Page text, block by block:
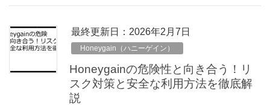
最終更新日：2026年2月7日
Honeygain（ハニーゲイン）
Honeygainの危険性と向き合う！リ
スク対策と安全な利用方法を徹底解
説